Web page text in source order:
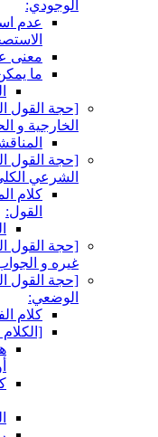
الوجودي:
عدم
معنى
ما يمكن
[حجة القول
الخارجية و
[حجة القول
الشرعي الكلي
كلام
القول:
[حجة القول
غيره و الجواب
[حجة القول
الوضعي:
كلام
[الكلام